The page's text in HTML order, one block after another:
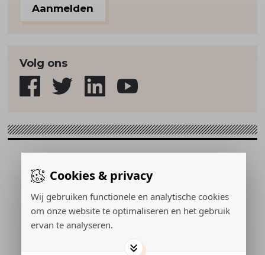
Cookies & privacy
Wij gebruiken functionele en analytische cookies
om onze website te optimaliseren en het gebruik
ervan te analyseren.
Aanmelden
Volg ons
Gerealiseerd door:
PRIVACY POLICY